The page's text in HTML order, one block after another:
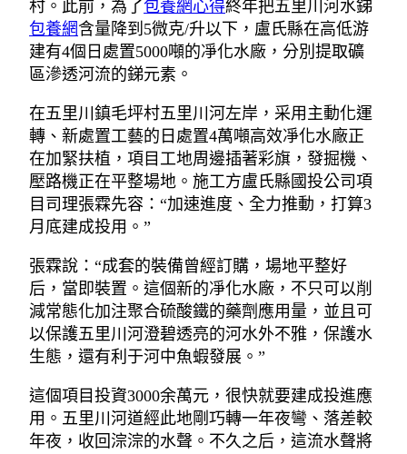
村。此前，為了包養網心得終年把五里川河水銻
包養網含量降到5微克/升以下，盧氏縣在高低游
建有4個日處置5000噸的凈化水廠，分別提取礦
區滲透河流的銻元素。
在五里川鎮毛坪村五里川河左岸，采用主動化運
轉、新處置工藝的日處置4萬噸高效凈化水廠正
在加緊扶植，項目工地周邊插著彩旗，發掘機、
壓路機正在平整場地。施工方盧氏縣國投公司項
目司理張霖先容：“加速進度、全力推動，打算3
月底建成投用。”
張霖說：“成套的裝備曾經訂購，場地平整好
后，當即裝置。這個新的凈化水廠，不只可以削
減常態化加注聚合硫酸鐵的藥劑應用量，並且可
以保護五里川河澄碧透亮的河水外不雅，保護水
生態，還有利于河中魚蝦發展。”
這個項目投資3000余萬元，很快就要建成投進應
用。五里川河道經此地剛巧轉一年夜彎、落差較
年夜，收回淙淙的水聲。不久之后，這流水聲將